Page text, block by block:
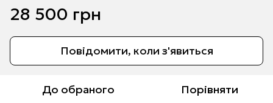
28 500 грн
Повідомити, коли з'явиться
До обраного Порівняти